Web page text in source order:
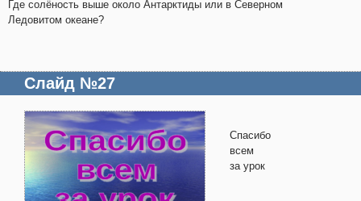
Где солёность выше около Антарктиды или в Северном
Ледовитом океане?
Слайд №27
Спасибо
всем
за урок